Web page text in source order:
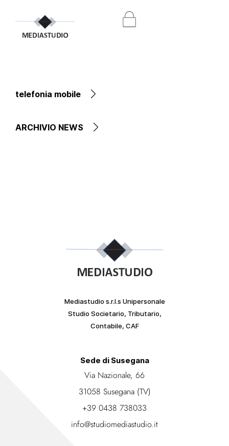
telefonia mobile
ARCHIVIO NEWS
Mediastudio s.r.l.s Unipersonale
Studio Societario, Tributario,
Contabile, CAF
Sede di Susegana
Via Nazionale, 66
31058 Susegana (TV)
+39 0438 738033
info@studiomediastudio.it